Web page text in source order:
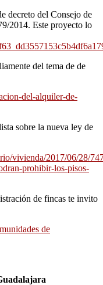
decreto del Consejo de
2014. Este proyecto lo
del tema de de
del-alquiler-de-
sobre la nueva ley de
vivienda/2017/06/28/
prohibir-los-pisos-
de fincas te invito
de